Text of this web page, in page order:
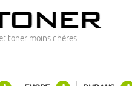
toner moins chères